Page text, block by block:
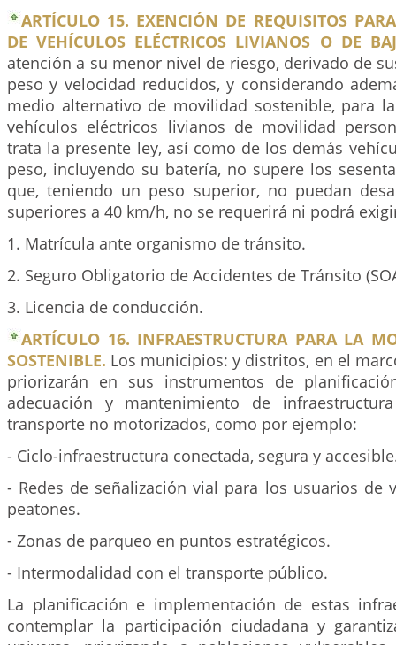
ARTÍCULO 15. EXENCIÓN DE REQUISITOS
DE VEHÍCULOS ELÉCTRICOS LIVIANOS O DE
atención a su menor nivel de riesgo, derivado de
peso y velocidad reducidos, y considerando
medio alternativo de movilidad sostenible, para
vehículos eléctricos livianos de movilidad
trata la presente ley, así como de los demás
peso, incluyendo su batería, no supere los
que, teniendo un peso superior, no puedan
superiores a 40 km/h, no se requerirá ni podrá
1. Matrícula ante organismo de tránsito.
2. Seguro Obligatorio de Accidentes de Tránsito
3. Licencia de conducción.
ARTÍCULO 16. INFRAESTRUCTURA PARA LA
SOSTENIBLE. Los municipios: y distritos, en el
priorizarán en sus instrumentos de
adecuación y mantenimiento de
transporte no motorizados, como por ejemplo:
- Ciclo-infraestructura conectada, segura y
- Redes de señalización vial para los usuarios de
peatones.
- Zonas de parqueo en puntos estratégicos.
- Intermodalidad con el transporte público.
La planificación e implementación de estas
contemplar la participación ciudadana y